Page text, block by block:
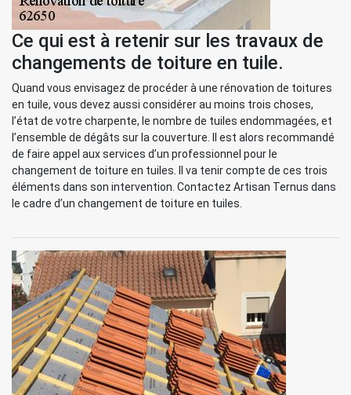
Ce qui est à retenir sur les travaux de
changements de toiture en tuile.
Quand vous envisagez de procéder à une rénovation de toitures
en tuile, vous devez aussi considérer au moins trois choses,
l’état de votre charpente, le nombre de tuiles endommagées, et
l’ensemble de dégâts sur la couverture. Il est alors recommandé
de faire appel aux services d’un professionnel pour le
changement de toiture en tuiles. Il va tenir compte de ces trois
éléments dans son intervention. Contactez Artisan Ternus dans
le cadre d’un changement de toiture en tuiles.